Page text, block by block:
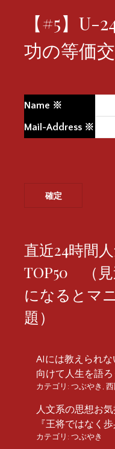
【#5】
功の等価
Name ※
Mail-Address ※
直近24時間
TOP50 （見
になるとマ
題）
AIには教えられ
向けて人生を語
カテゴリ: つぶやき ,
人文系の思想お
『王将ではなく
カテゴリ: つぶやき